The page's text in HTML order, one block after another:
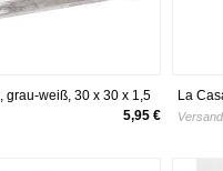
grau-weiß, 30 x 30 x 1,5
5,95 €
La